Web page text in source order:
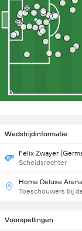
Wedstrijdinformatie
Felix Zwayer
Scheidsrechter
Home Deluxe Arena
Toeschouwers bij
Voorspellingen